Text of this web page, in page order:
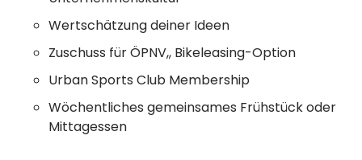
Wertschätzung deiner Ideen
Zuschuss für ÖPNV,, Bikeleasing-Option
Urban Sports Club Membership
Wöchentliches gemeinsames Frühstück oder
Mittagessen